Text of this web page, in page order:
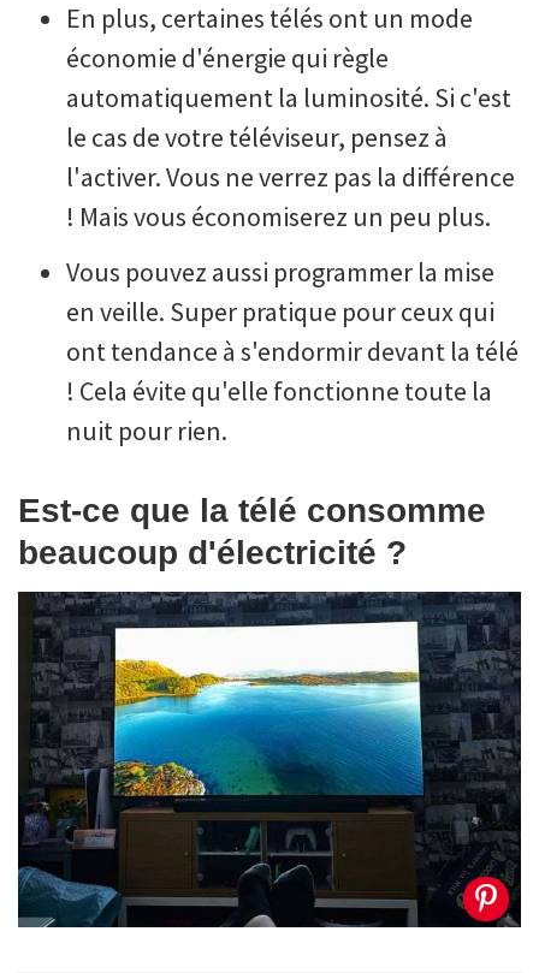
En plus, certaines télés ont un mode
économie d'énergie qui règle
automatiquement la luminosité. Si c'est
le cas de votre téléviseur, pensez à
l'activer. Vous ne verrez pas la différence
! Mais vous économiserez un peu plus.
Vous pouvez aussi programmer la mise
en veille. Super pratique pour ceux qui
ont tendance à s'endormir devant la télé
! Cela évite qu'elle fonctionne toute la
nuit pour rien.
Est-ce que la télé consomme
beaucoup d'électricité ?